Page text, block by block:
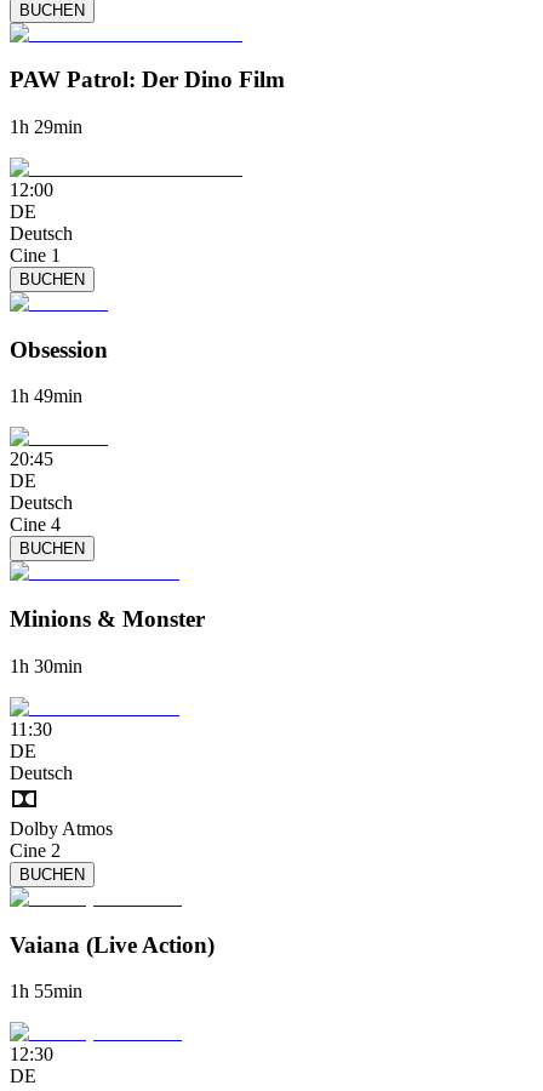
BUCHEN
PAW Patrol: Der Dino Film
1h 29min
12:00
DE
Deutsch
Cine 1
BUCHEN
Obsession
1h 49min
20:45
DE
Deutsch
Cine 4
BUCHEN
Minions & Monster
1h 30min
11:30
DE
Deutsch
Dolby Atmos
Cine 2
BUCHEN
Vaiana (Live Action)
1h 55min
12:30
DE